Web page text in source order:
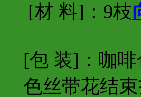
[材 料]：9枝
[包 装]：咖
色丝带花结